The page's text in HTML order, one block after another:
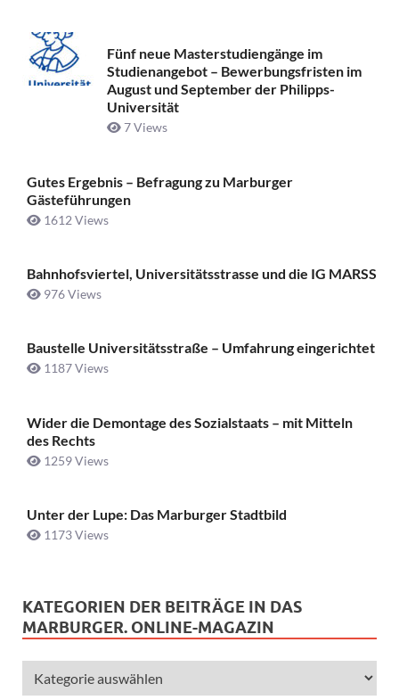
Fünf neue Masterstudiengänge im
Studienangebot – Bewerbungsfristen im
August und September der Philipps-
Universität
7 Views
Gutes Ergebnis – Befragung zu Marburger
Gästeführungen
1612 Views
Bahnhofsviertel, Universitätsstrasse und die IG MARSS
976 Views
Baustelle Universitätsstraße ­– Umfahrung eingerichtet
1187 Views
Wider die Demontage des Sozialstaats – mit Mitteln
des Rechts
1259 Views
Unter der Lupe: Das Marburger Stadtbild
1173 Views
KATEGORIEN DER BEITRÄGE IN DAS
MARBURGER. ONLINE-MAGAZIN